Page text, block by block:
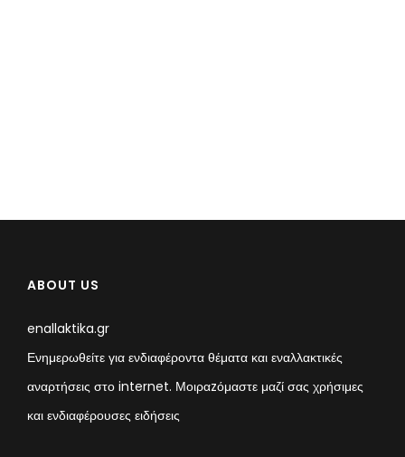
ABOUT US
enallaktika.gr
Ενημερωθείτε για ενδιαφέροντα θέματα και εναλλακτικές
αναρτήσεις στο internet. Μοιραzόμαστε μαζί σας χρήσιμες
και ενδιαφέρουσες ειδήσεις